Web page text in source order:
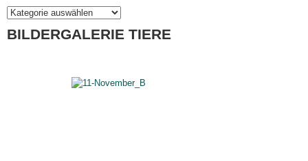
Kategorien
BILDERGALERIE TIERE